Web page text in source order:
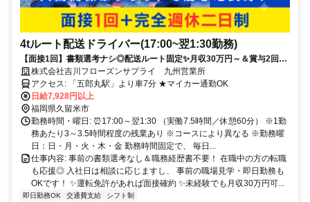
4tルート配送ドライバー(17:00~翌1:30勤務)
【面接1回】書類選考ナシ◎配送ルート固定✨月収30万円～＆賞与2回✨
完全週休2日制✨ドラレコ搭載／手積み・手降ろしナシで負担が少ない
株式会社吉川フローズンサプライ 九州営業所
アクセス: 「五郎丸駅」より車7分 ★マイカー通勤OK
日給7,928円以上
福岡県久留米市
勤務時間・曜日: ⏰17:00～翌1:30 （実働7.5時間／休憩60分） ※1勤
務あたり3～3.5時間程度の残業あり ※コースにより異なる ※勤務曜
日：日・月・火・木・金 勤務時間固定で、 毎日...
仕事内容: 事前の書類選考なし＆職務経歴書不要！ 在職中の方の転職
も応援◎ 入社日は相談に応じますし、 事前の職場見学・即日勤務も
OKです！ ✨運転免許があれば面接確約 ✨未経験でも月収30万円可...
即日勤務OK 交通費支給 シフト制